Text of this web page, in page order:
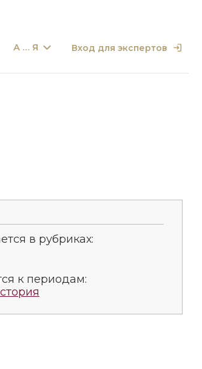
А … Я Вход для экспертов
в рубриках:
к периодам: